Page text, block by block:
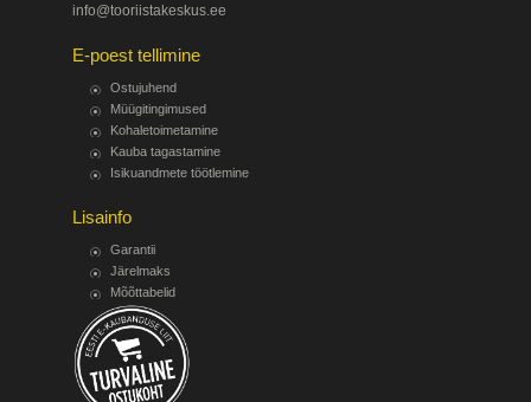
info@tooriistakeskus.ee
E-poest tellimine
Ostujuhend
Müügitingimused
Kohaletoimetamine
Kauba tagastamine
Isikuandmete töötlemine
Lisainfo
Garantii
Järelmaks
Mõõttabelid